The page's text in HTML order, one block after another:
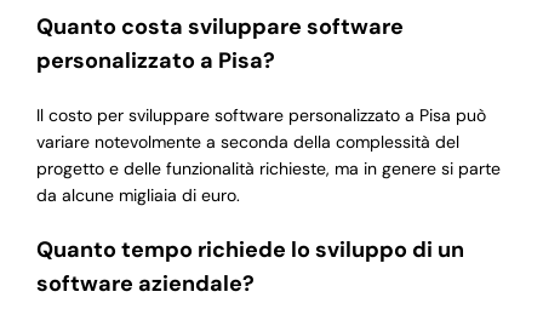
Quanto costa sviluppare software
personalizzato a Pisa?
Il costo per sviluppare software personalizzato a Pisa può
variare notevolmente a seconda della complessità del
progetto e delle funzionalità richieste, ma in genere si parte
da alcune migliaia di euro.
Quanto tempo richiede lo sviluppo di un
software aziendale?